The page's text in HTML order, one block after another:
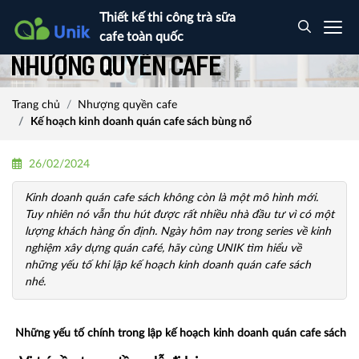
Thiết kế thi công trà sữa
cafe toàn quốc
Nhượng quyền cafe
Trang chủ
Nhượng quyền cafe
Kế hoạch kinh doanh quán cafe sách bùng nổ
26/02/2024
Kinh doanh quán cafe sách không còn là một mô hình mới.
Tuy nhiên nó vẫn thu hút được rất nhiều nhà đầu tư vì có một
lượng khách hàng ổn định. Ngày hôm nay trong series về kinh
nghiệm xây dựng quán café, hãy cùng UNIK tìm hiểu về
những yếu tố khi lập kế hoạch kinh doanh quán cafe sách
nhé.
Những yếu tố chính trong lập kế hoạch kinh doanh quán cafe sách